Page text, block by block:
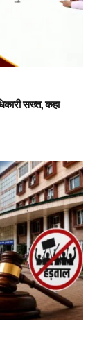
सख्त, कहा-